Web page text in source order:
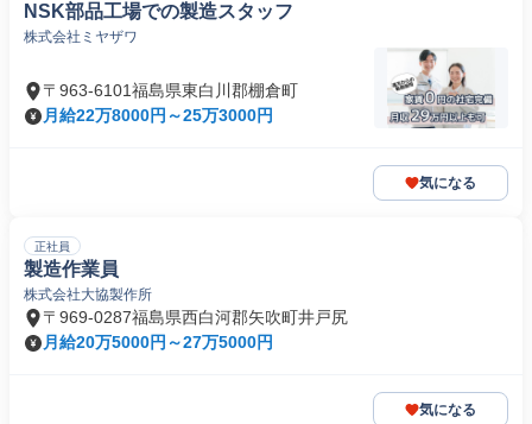
NSK部品工場での製造スタッフ
株式会社ミヤザワ
〒963-6101福島県東白川郡棚倉町
月給22万8000円～25万3000円
気になる
正社員
製造作業員
株式会社大協製作所
〒969-0287福島県西白河郡矢吹町井戸尻
月給20万5000円～27万5000円
気になる